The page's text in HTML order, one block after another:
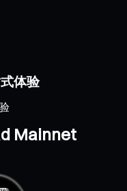
体验
Mainnet